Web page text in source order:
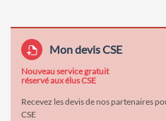
Mon devis CSE
Nouveau service gratuit
réservé aux élus CSE
Recevez les devis de nos partenaires
CSE